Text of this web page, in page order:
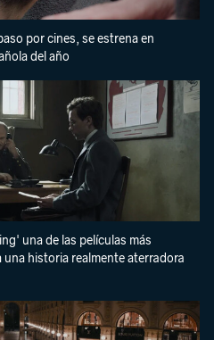
por cines, se estrena en
del año
una de las películas más
historia realmente aterradora